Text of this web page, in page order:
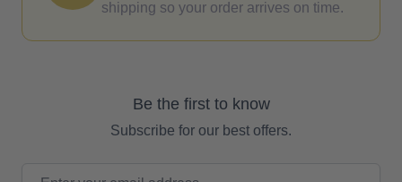
shipping so your order arrives on time.
Be the first to know
Subscribe for our best offers.